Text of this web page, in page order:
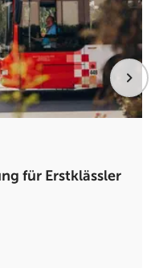
für Erstklässler